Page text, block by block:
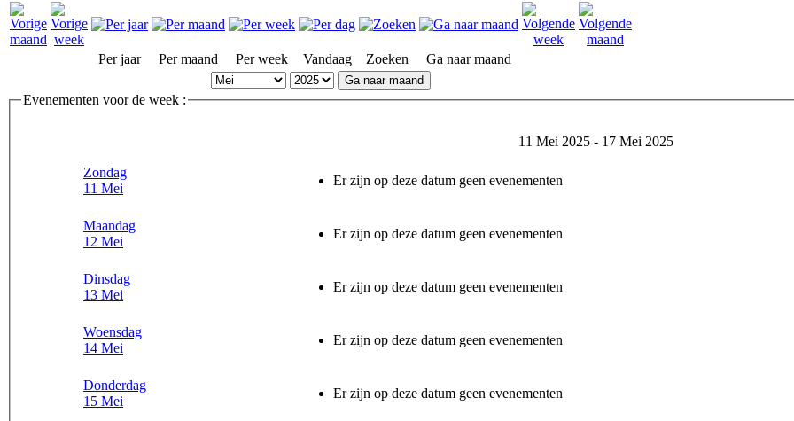
Per jaar Per maand Per week Vandaag Zoeken Ga naar maand
Ga naar maand
Evenementen voor de week :
11 Mei 2025 - 17 Mei 2025
Zondag
11 Mei
Er zijn op deze datum geen evenementen
Maandag
12 Mei
Er zijn op deze datum geen evenementen
Dinsdag
13 Mei
Er zijn op deze datum geen evenementen
Woensdag
14 Mei
Er zijn op deze datum geen evenementen
Donderdag
15 Mei
Er zijn op deze datum geen evenementen